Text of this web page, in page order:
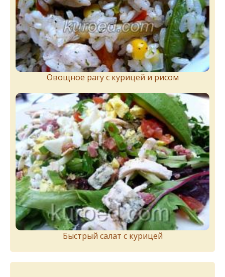
Овощное рагу с курицей и рисом
Быстрый салат с курицей